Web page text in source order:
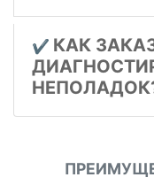
✔️ КАК